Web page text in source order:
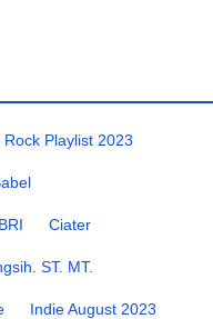
Playlist 2023
BRI Ciater
ST. MT.
Indie August 2023